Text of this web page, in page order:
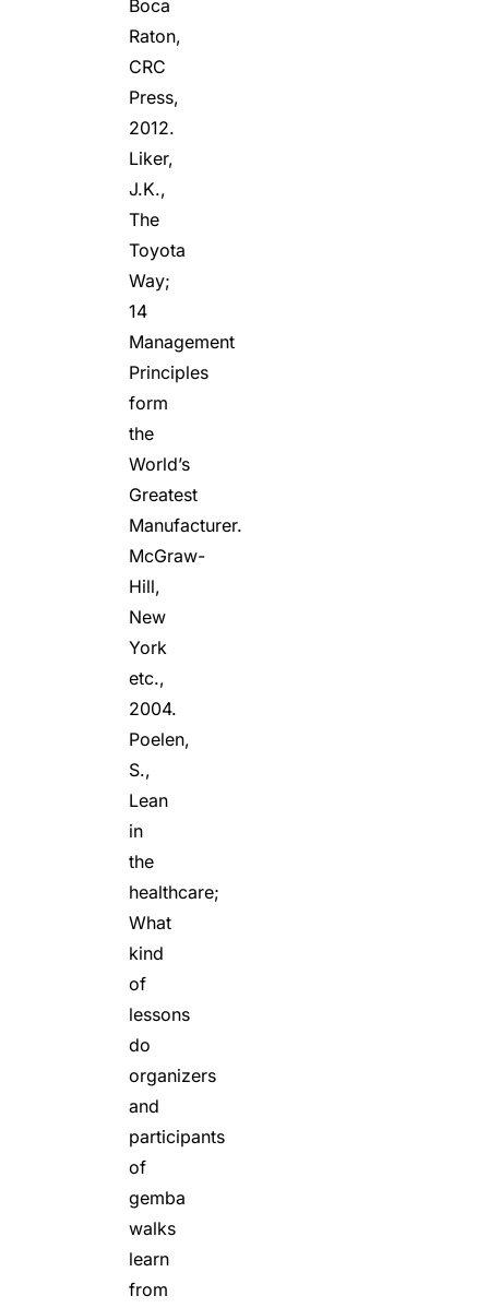
Boca
Raton,
CRC
Press,
2012.
Liker,
J.K.,
The
Toyota
Way;
14
Management
Principles
form
the
World’s
Greatest
Manufacturer.
McGraw-
Hill,
New
York
etc.,
2004.
Poelen,
S.,
Lean
in
the
healthcare;
What
kind
of
lessons
do
organizers
and
participants
of
gemba
walks
learn
from